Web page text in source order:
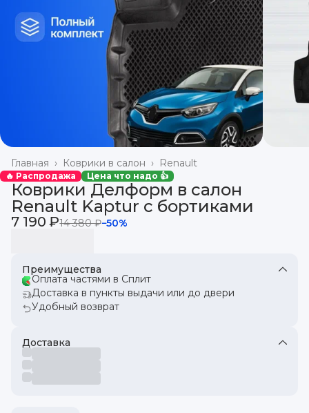
Renault
Коврики в салон ›
Главная ›
🔥 Распродажа Цена что надо 👍
Коврики Делформ в салон
Renault Kaptur с бортиками
7 190 ₽14 380 ₽−50%
Преимущества
Оплата частями в Сплит
Доставка в пункты выдачи или до двери
Удобный возврат
Доставка